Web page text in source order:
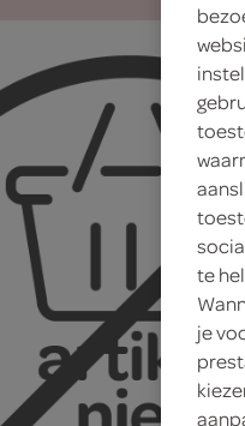
te
je